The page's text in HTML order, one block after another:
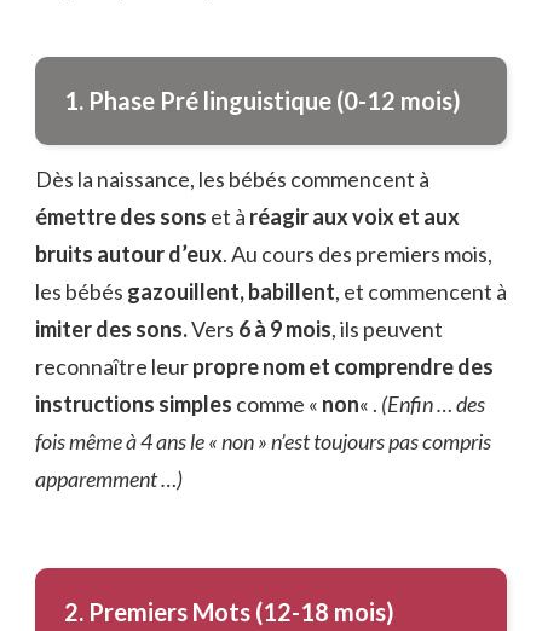
1. Phase Pré linguistique (0-12 mois)
Dès la naissance, les bébés commencent à
émettre des sons et à réagir aux voix et aux
bruits autour d’eux. Au cours des premiers mois,
les bébés gazouillent, babillent, et commencent à
imiter des sons.Vers 6 à 9 mois, ils peuvent
reconnaître leurpropre nom et comprendre des
instructions simples comme « non« . (Enfin … des
fois même à 4 ans le « non » n’est toujours pas compris
apparemment …)
2. Premiers Mots (12-18 mois)